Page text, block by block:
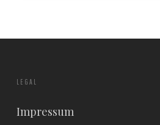
LEGAL
Impressum